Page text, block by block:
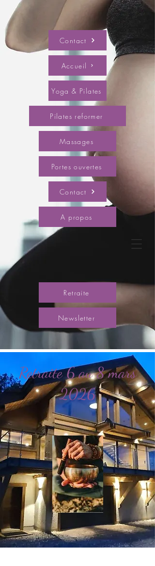
Accueil
Contact
Retraite
Contact
A propos
Yoga & Pilates
Pilates reformer
Massages
Newsletter
Portes ouvertes
Retraite 6 au 8 mars
2026